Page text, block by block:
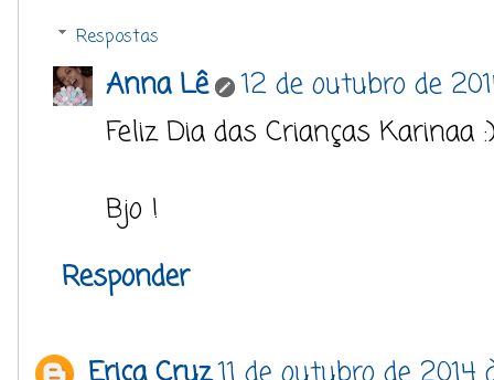
Respostas
Anna Lê
12 de outubro de
Feliz Dia das Crianças Karinaa
Bjo !
Responder